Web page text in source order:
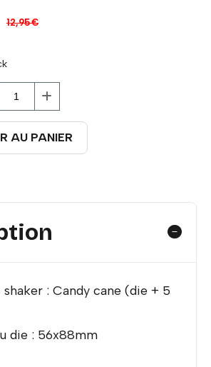
12,95€
AU PANIER
: Candy cane (die + 5
die : 56x88mm